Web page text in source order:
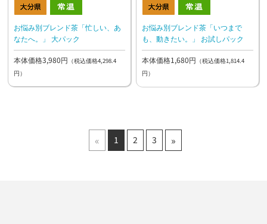
お悩み別ブレンド茶「忙しい、あ
なたへ。」 大パック
本体価格3,980円 （税込価格4,298.4
円）
お悩み別ブレンド茶「いつまで
も、動きたい。」 お試しパック
本体価格1,680円 （税込価格1,814.4
円）
« 1 2 3 »